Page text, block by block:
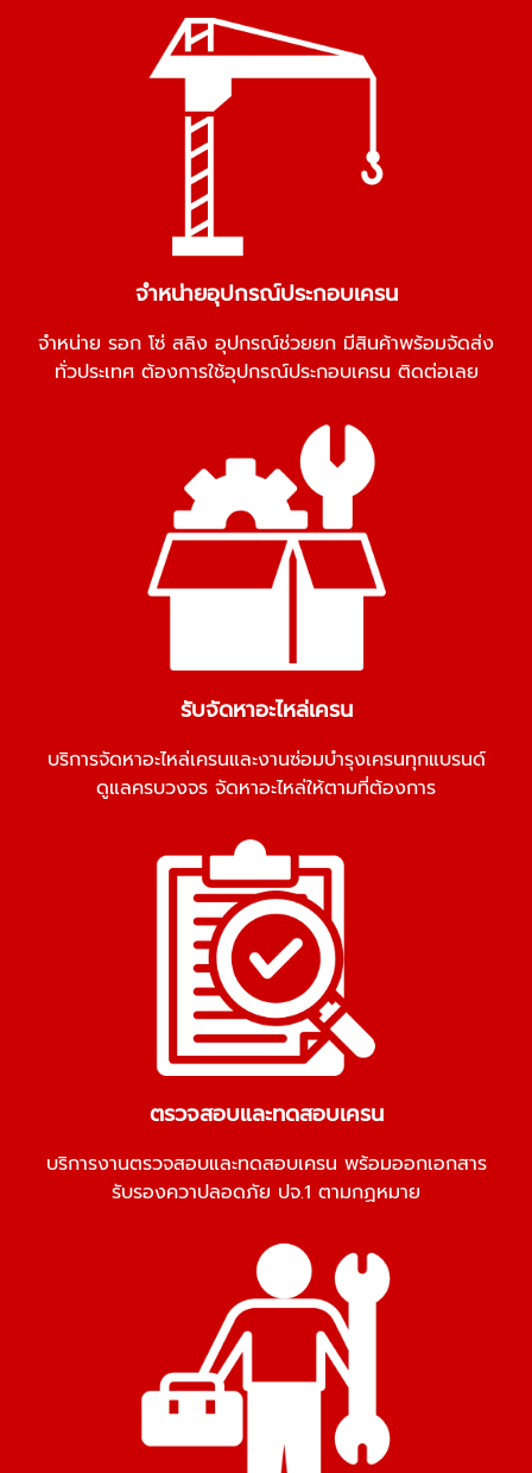
จำหน่ายอุปกรณ์ประกอบเครน
จำหน่าย รอก โซ่ สลิง อุปกรณ์ช่วยยก มีสินค้าพร้อมจัดส่ง
ทั่วประเทศ ต้องการใช้อุปกรณ์ประกอบเครน ติดต่อเลย
รับจัดหาอะไหล่เครน
บริการจัดหาอะไหล่เครนและงานซ่อมบำรุงเครนทุกแบรนด์
ดูแลครบวงจร จัดหาอะไหล่ให้ตามที่ต้องการ
ตรวจสอบและทดสอบเครน
บริการงานตรวจสอบและทดสอบเครน พร้อมออกเอกสาร
รับรองควาปลอดภัย ปจ.1 ตามกฏหมาย